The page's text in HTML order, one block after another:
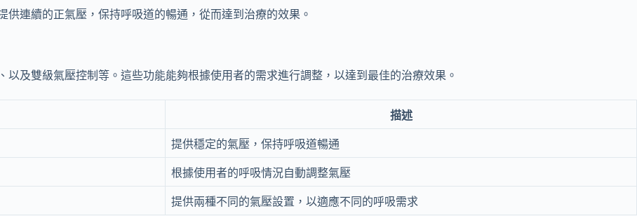
連續的正氣壓，保持呼吸道的暢通，從而達到治療的效果。
及雙級氣壓控制等。這些功能能夠根據使用者的需求進行調整，以達到最佳的治療效果。
描述
提供穩定的氣壓，保持呼吸道暢通
根據使用者的呼吸情況自動調整氣壓
提供兩種不同的氣壓設置，以適應不同的呼吸需求